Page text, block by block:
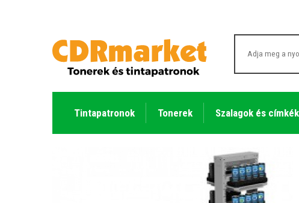
Tintapatronok Tonerek Szalagok és címkék